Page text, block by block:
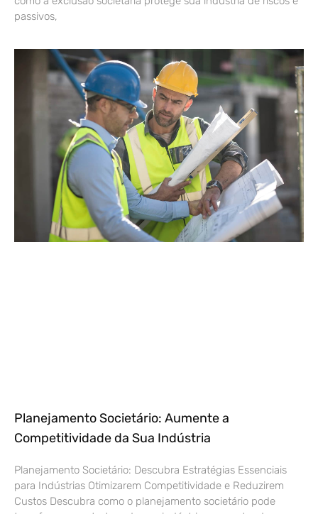
passivos,
Planejamento Societário: Aumente a
Competitividade da Sua Indústria
Planejamento Societário: Descubra Estratégias Essenciais
para Indústrias Otimizarem Competitividade e Reduzirem
Custos Descubra como o planejamento societário pode